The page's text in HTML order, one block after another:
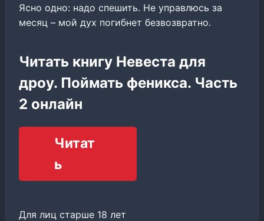
Ясно одно: надо спешить. Не управлюсь за
месяц – мой дух погибнет безвозвратно.
Читать книгу Невеста для
дроу. Поймать феникса. Часть
2 онлайн
Читат
ь
Для лиц старше 18 лет